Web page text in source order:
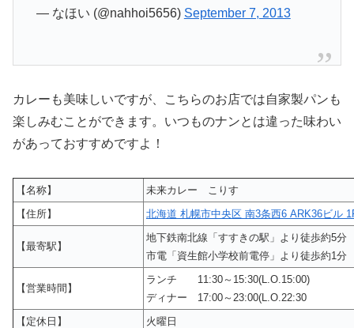
— なほい (@nahhoi5656) September 7, 2013
カレーも美味しいですが、こちらのお店では自家製パンも
楽しみむことができます。いつものナンとは違った味わい
があっておすすめですよ！
【名称】
未来カレー こりす
【住所】
北海道 札幌市中央区 南3条西6 ARK36ビル
【最寄駅】
地下鉄南北線「すすきの駅」より徒歩約5分
市電「資生館小学校前電停」より徒歩約1分
【営業時間】
ランチ 11:30～15:30(L.O.15:00)
ディナー 17:00～23:00(L.O.22:30
【定休日】
火曜日